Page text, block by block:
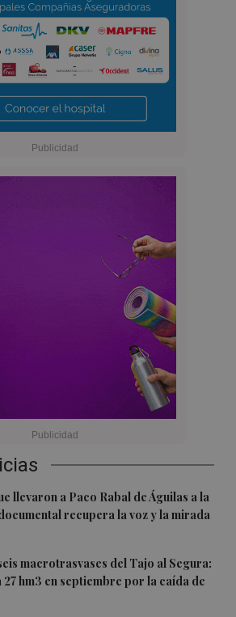
llevaron a Paco Rabal de Águilas a la
recupera la voz y la mirada
macrotrasvases del Tajo al Segura:
27 hm3 en septiembre por la caída de